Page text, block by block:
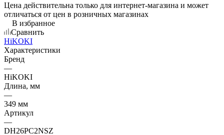
Цена действительна только для интернет-магазина и может
отличаться от цен в розничных магазинах
В избранное
Сравнить
HiKOKI
Характеристики
Бренд
—
HiKOKI
Длина, мм
—
349 мм
Артикул
—
DH26PC2NSZ